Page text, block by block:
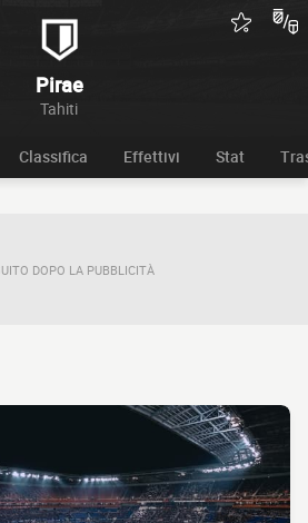
Pirae
Tahiti
Classifica Effettivi Stat
DOPO LA PUBBLICITÀ